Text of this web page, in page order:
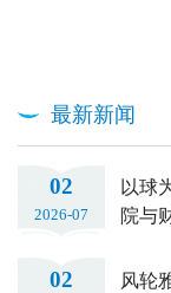
最新新闻
02
2026-07
以球
院与
02
风轮